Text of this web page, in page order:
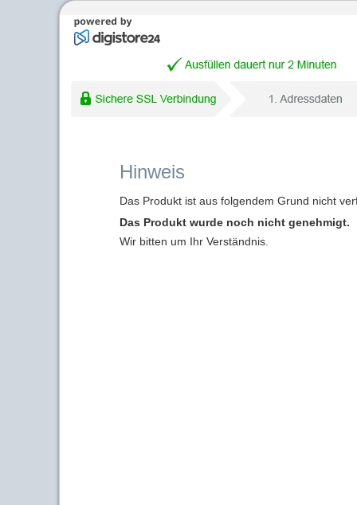
Hinweis
Das Produkt ist aus folgendem Grund nicht
Das Produkt wurde noch nicht genehmigt.
Wir bitten um Ihr Verständnis.